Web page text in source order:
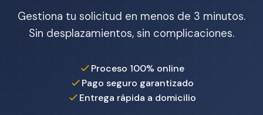
Gestiona tu solicitud en menos de 3 minutos.
Sin desplazamientos, sin complicaciones.
Proceso 100% online
Pago seguro garantizado
Entrega rápida a domicilio